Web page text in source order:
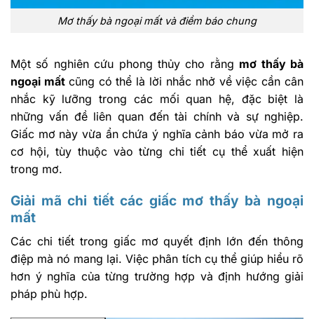
Mơ thấy bà ngoại mất và điềm báo chung
Một số nghiên cứu phong thủy cho rằng mơ thấy bà
ngoại mất cũng có thể là lời nhắc nhở về việc cần cân
nhắc kỹ lưỡng trong các mối quan hệ, đặc biệt là
những vấn đề liên quan đến tài chính và sự nghiệp.
Giấc mơ này vừa ẩn chứa ý nghĩa cảnh báo vừa mở ra
cơ hội, tùy thuộc vào từng chi tiết cụ thể xuất hiện
trong mơ.
Giải mã chi tiết các giấc mơ thấy bà ngoại
mất
Các chi tiết trong giấc mơ quyết định lớn đến thông
điệp mà nó mang lại. Việc phân tích cụ thể giúp hiểu rõ
hơn ý nghĩa của từng trường hợp và định hướng giải
pháp phù hợp.